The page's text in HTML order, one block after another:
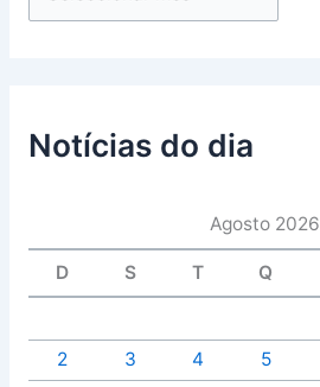
Notícias do dia
Agosto 2026
D S T Q
2
3 4 5